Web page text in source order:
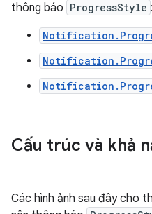
thông báo ProgressStyle :
Cấu trúc và khả
Các hình ảnh sau đây cho